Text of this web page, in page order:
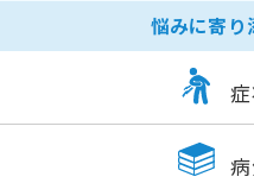
悩みに寄り